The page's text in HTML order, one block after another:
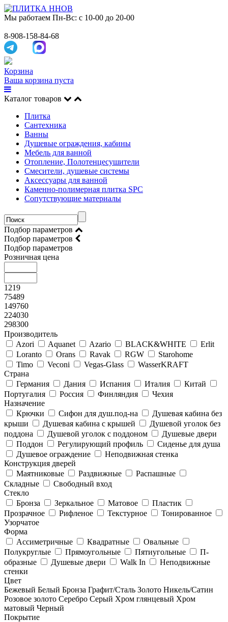
Мы работаем Пн-Вс: с 10-00 до 20-00
8-908-158-84-68
Корзина
Ваша корзина пуста
Каталог товаров
Плитка
Сантехника
Ванны
Душевые ограждения, кабины
Мебель для ванной
Отопление, Полотенцесушители
Смесители, душевые системы
Аксессуары для ванной
Каменно-полимерная плитка SPC
Сопутствующие материалы
Подбор параметров
Подбор параметров
Подбор параметров
Розничная цена
1219
75489
149760
224030
298300
Производитель
Azori
Aquanet Azario BLACK&WHITE
Erlit
Loranto
Orans Ravak RGW
Starohome
Timo
Veconi Vegas-Glass
WasserKRAFT
Страна
Германия
Дания Испания Италия
Китай
Португалия
Россия Финляндия
Чехия
Назначение
Крючки
Сифон для душ.под-на
Душевая кабина без
крыши
Душевая кабина с крышей
Душевой уголок без
поддона
Душевой уголок с поддоном
Душевые двери
Поддон
Регулирующий профиль
Сиденье для душа
Душевое ограждение
Неподвижная стенка
Конструкция дверей
Маятниковые
Раздвижные
Распашные
Складные
Свободный вход
Стекло
Бронза
Зеркальное Матовое
Пластик
Прозрачное
Рифленое Текстурное
Тонированное
Узорчатое
Форма
Ассиметричные
Квадратные
Овальные
Полукруглые
Прямоугольные Пятиугольные
П-
образные
Душевые двери Walk In
Неподвижные
стенки
Цвет
Бежевый Белый Бронза Графит/Сталь Золото Никель/Сатин
Розовое золото Серебро Серый Хром глянцевый Хром
матовый Черный
Покрытие